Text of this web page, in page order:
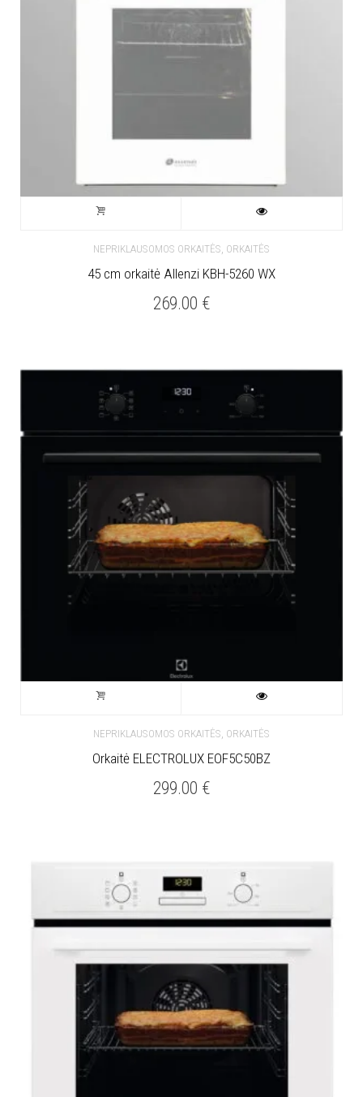
NEPRIKLAUSOMOS ORKAITĖS, ORKAITĖS
45 cm orkaitė Allenzi KBH-5260 WX
269.00 €
NEPRIKLAUSOMOS ORKAITĖS, ORKAITĖS
Orkaitė ELECTROLUX EOF5C50BZ
299.00 €